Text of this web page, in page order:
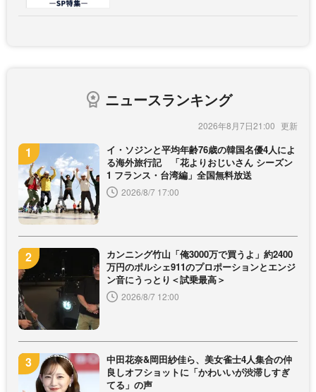
ニュースランキング
2026年8月7日21:00
イ・ソジンと平均年齢76歳の韓国名優4人によ
る海外旅行記 「花よりおじいさん シーズン
1 フランス・台湾編」全国無料放送
2026/8/7 17:00
カンニング竹山「俺3000万で買うよ」約2400
万円のポルシェ911のプロポーションとエンジ
ン音にうっとり＜試乗最高＞
2026/8/7 12:00
中田花奈&岡田紗佳ら、美女雀士4人集合の仲
良しオフショットに「かわいいが渋滞しすぎ
てる」の声